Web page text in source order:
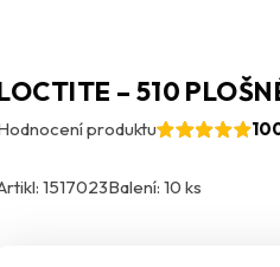
– 510
produktu
1517023Balení: 10 ks